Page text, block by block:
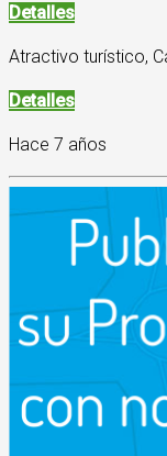
Detalles
Atractivo turístico,
Detalles
Hace 7 años